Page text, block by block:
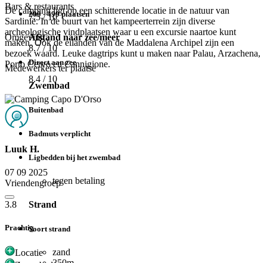
De camping ligt op een schitterende locatie in de natuur van
Sardinië. In de buurt van het kampeerterrein zijn diverse
archeologische vindplaatsen waar u een excursie naartoe kunt
maken. Ook de eilanden van de Maddalena Archipel zijn een
bezoek waard. Leuke dagtrips kunt u maken naar Palau, Arzachena,
Porto Cervo en Cannigione.
200 - 499 plaatsen
Afstand naar zee/meer
Direct aan zee
Zwembad
Buitenbad
Badmuts verplicht
Ligbedden bij het zwembad
tegen betaling
Strand
Soort strand
zand
Bars & restaurants
7.5/ 10
Omgeving
8.7/ 10
Medewerkers ter plaatse
8.4 / 10
Luuk H.
07 09 2025
Vriendengroep
3.8
Prachtig
Locatie